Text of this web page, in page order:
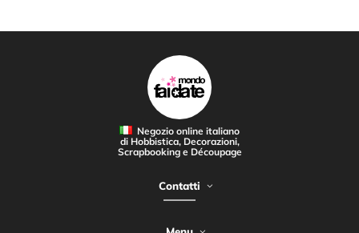
Negozio online italiano
di Hobbistica, Decorazioni,
Scrapbooking e Découpage
Contatti